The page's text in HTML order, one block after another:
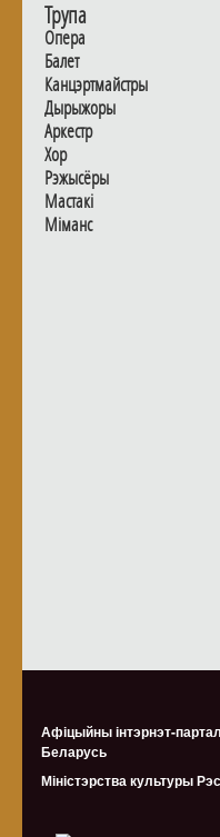
Трупа
Опера
Балет
Канцэртмайстры
Дырыжоры
Аркестр
Хор
Рэжысёры
Мастакі
Мiманс
Афіцыйны інтэрнэт-
Беларусь
Міністэрства культуры